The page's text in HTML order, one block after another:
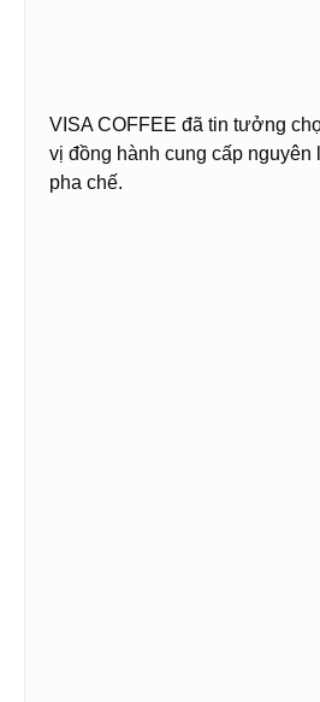
VISA COFFEE đã tin tưởng
vị đồng hành cung cấp nguyên
pha chế.